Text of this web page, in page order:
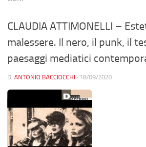
CLAUDIA ATTIMONELLI –
malessere. Il nero, il punk, il
paesaggi mediatici
DI ANTONIO BACCIOCCHI · 18/09/2020